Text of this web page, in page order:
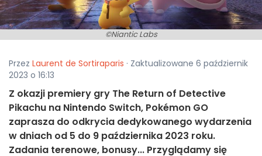
©Niantic Labs
Przez Laurent de Sortiraparis · Zaktualizowane 6 październik
2023 o 16:13
Z okazji premiery gry The Return of Detective
Pikachu na Nintendo Switch, Pokémon GO
zaprasza do odkrycia dedykowanego wydarzenia
w dniach od 5 do 9 października 2023 roku.
Zadania terenowe, bonusy... Przyglądamy się